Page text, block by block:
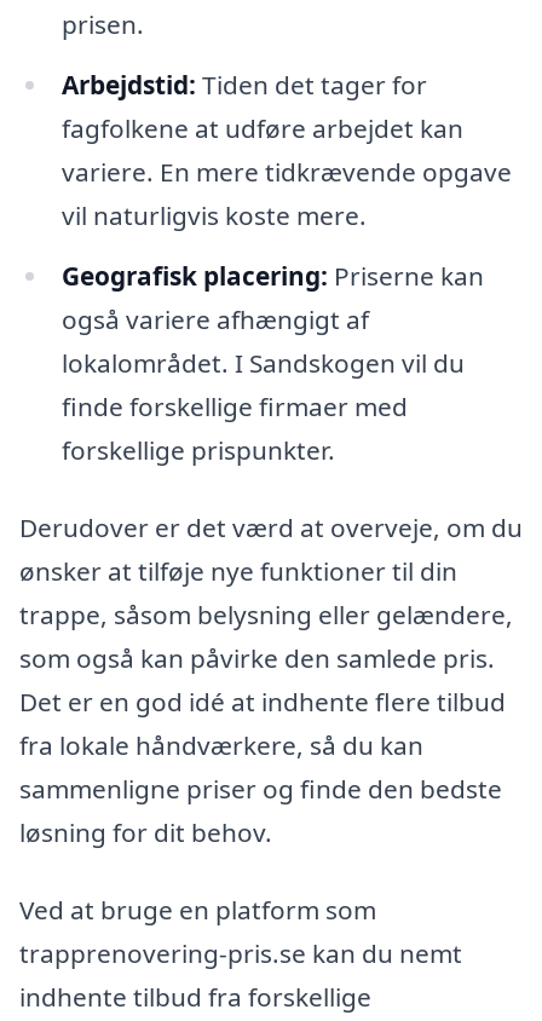
prisen.
Arbejdstid: Tiden det tager for
fagfolkene at udføre arbejdet kan
variere. En mere tidkrævende opgave
vil naturligvis koste mere.
Geografisk placering: Priserne kan
også variere afhængigt af
lokalområdet. I Sandskogen vil du
finde forskellige firmaer med
forskellige prispunkter.
Derudover er det værd at overveje, om du
ønsker at tilføje nye funktioner til din
trappe, såsom belysning eller gelændere,
som også kan påvirke den samlede pris.
Det er en god idé at indhente flere tilbud
fra lokale håndværkere, så du kan
sammenligne priser og finde den bedste
løsning for dit behov.
Ved at bruge en platform som
trapprenovering-pris.se kan du nemt
indhente tilbud fra forskellige